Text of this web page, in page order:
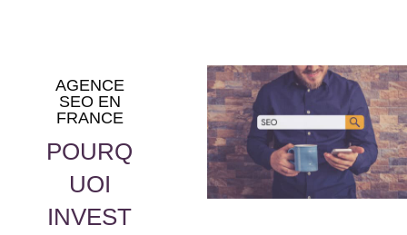
AGENCE
SEO EN
FRANCE
POURQ
UOI
INVEST